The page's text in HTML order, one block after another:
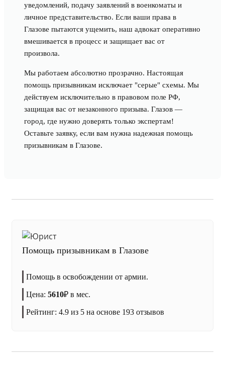
уведомлений, подачу заявлений в военкоматы и
личное представительство. Если ваши права в
Глазове пытаются ущемить, наш адвокат оперативно
вмешивается в процесс и защищает вас от
произвола.
Мы работаем абсолютно прозрачно. Настоящая
помощь призывникам исключает "серые" схемы. Мы
действуем исключительно в правовом поле РФ,
защищая вас от незаконного призыва. Глазов —
город, где нужно доверять только экспертам!
Оставьте заявку, если вам нужна надежная помощь
призывникам в Глазове.
Помощь призывникам в Глазове
Помощь в освобождении от армии.
Цена: 5610₽ в мес.
Рейтинг: 4.9 из 5 на основе 193 отзывов